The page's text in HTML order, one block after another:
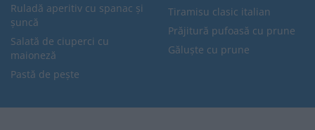
Ruladă aperitiv cu spanac și
șuncă
Salată de ciuperci cu
maioneză
Pastă de pește
Tiramisu clasic italian
Prăjitură pufoasă cu prune
Găluște cu prune